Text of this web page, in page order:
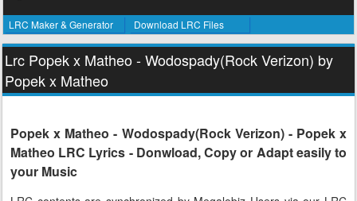
LRC Maker & Generator Download LRC Files
Lrc Popek x Matheo - Wodospady(Rock Verizon) by
Popek x Matheo
Popek x Matheo - Wodospady(Rock Verizon) - Popek x
Matheo LRC Lyrics - Donwload, Copy or Adapt easily to
your Music